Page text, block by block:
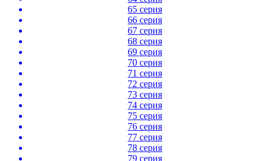
65 серия
66 серия
67 серия
68 серия
69 серия
70 серия
71 серия
72 серия
73 серия
74 серия
75 серия
76 серия
77 серия
78 серия
79 серия